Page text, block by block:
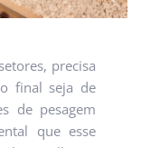
precisa
final seja de
de pesagem
que esse